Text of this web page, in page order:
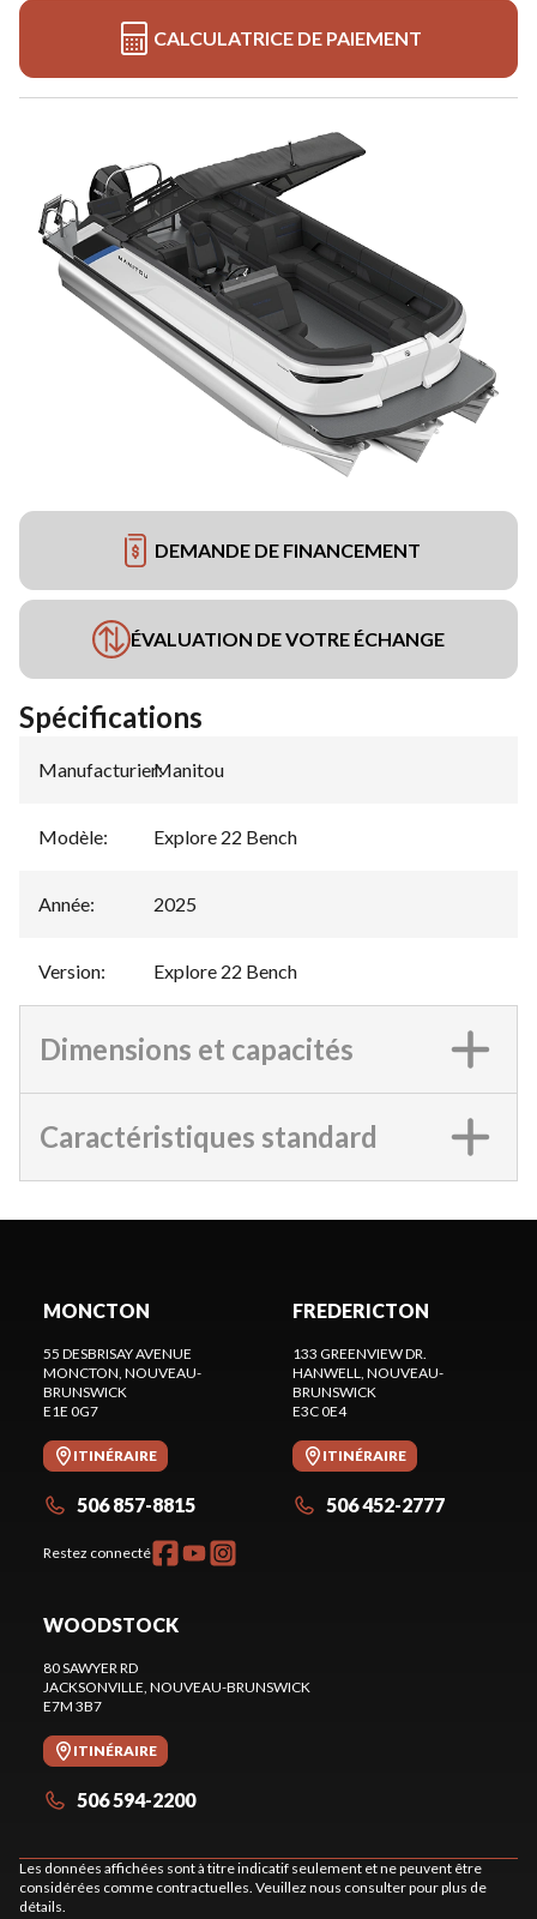
CALCULATRICE DE PAIEMENT
DEMANDE DE FINANCEMENT
ÉVALUATION DE VOTRE ÉCHANGE
Spécifications
Manufacturier:
Manitou
Modèle: Explore 22 Bench
Année: 2025
Version: Explore 22 Bench
Dimensions et capacités
Caractéristiques standard
MONCTON
55 DESBRISAY AVENUE
MONCTON , NOUVEAU-
BRUNSWICK
E1E 0G7
ITINÉRAIRE
506 857-8815
Restez connecté
FREDERICTON
133 GREENVIEW DR.
HANWELL , NOUVEAU-
BRUNSWICK
E3C 0E4
ITINÉRAIRE
506 452-2777
WOODSTOCK
80 SAWYER RD
JACKSONVILLE , NOUVEAU-BRUNSWICK
E7M 3B7
ITINÉRAIRE
506 594-2200
Les données affichées sont à titre indicatif seulement et ne peuvent être
considérées comme contractuelles. Veuillez nous consulter pour plus de
détails.